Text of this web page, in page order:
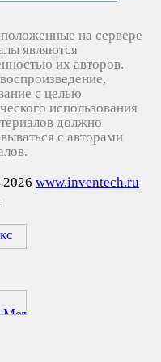
на сервере
являются
их авторов.
с целью
использования
должно
с авторами
www.inventech.ru